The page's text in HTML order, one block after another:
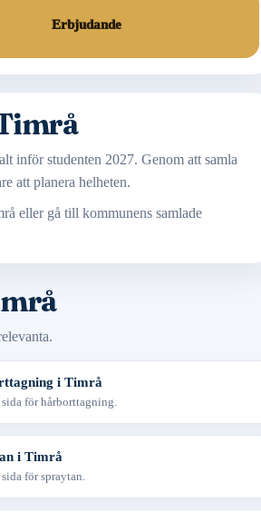
Erbjudande
inför studenten 2027. Genom att samla
att planera helheten.
eller gå till kommunens samlade
i Timrå
för hårborttagning.
i Timrå
för spraytan.